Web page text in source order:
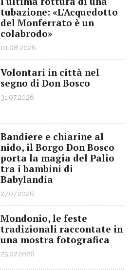
tubazione: «L'Acquedotto
del Monferrato è un
colabrodo»
01.08.2026
Volontari in città nel
segno di Don Bosco
31.07.2026
Bandiere e chiarine al
nido, il Borgo Don Bosco
porta la magia del Palio
tra i bambini di
Babylandia
27.07.2026
Mondonio, le feste
tradizionali raccontate in
una mostra fotografica
25.07.2026